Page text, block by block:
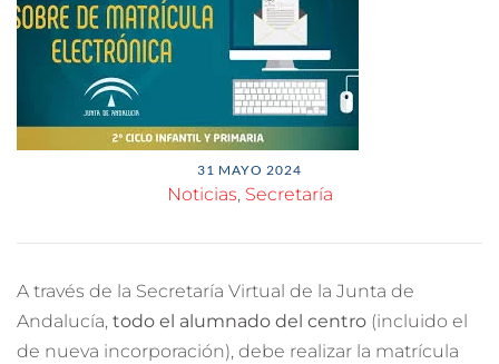
31 MAYO 2024
Noticias, Secretaría
A través de la Secretaría Virtual de la Junta de
Andalucía, todo el alumnado del centro (incluido el
de nueva incorporación), debe realizar la matrícula